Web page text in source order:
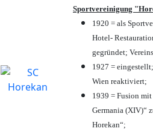
Sportvereinigung
1920 = als
Hotel-
gegründet;
1927 =
Wien reaktiviert;
1939 = Fusion
Germania (XIV)“
Horekan“;